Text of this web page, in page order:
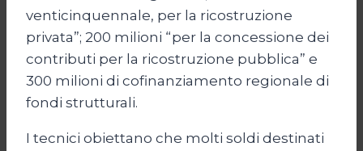
venticinquennale, per la ricostruzione
privata”; 200 milioni “per la concessione dei
contributi per la ricostruzione pubblica” e
300 milioni di cofinanziamento regionale di
fondi strutturali.
I tecnici obiettano che molti soldi destinati